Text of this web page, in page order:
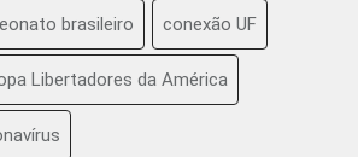
brasileiro conexão UF
Libertadores da América